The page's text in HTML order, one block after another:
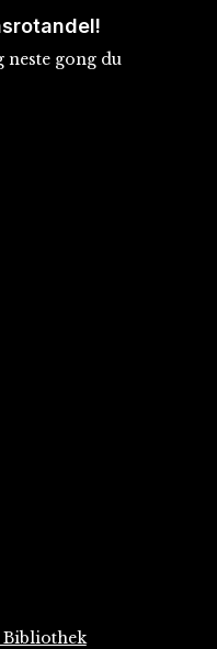
gong du
Bibliothek